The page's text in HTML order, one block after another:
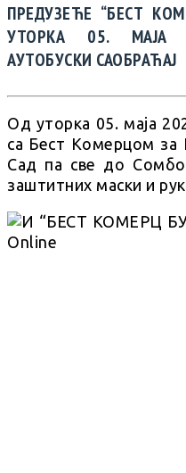
ПРЕДУЗЕЋЕ “БЕСТ
УТОРКА 05. МАЈА
АУТОБУСКИ САОБРАЋАЈ
Од уторка 05. маја
са Бест Комерцом за
Сад па све до
заштитних маски и